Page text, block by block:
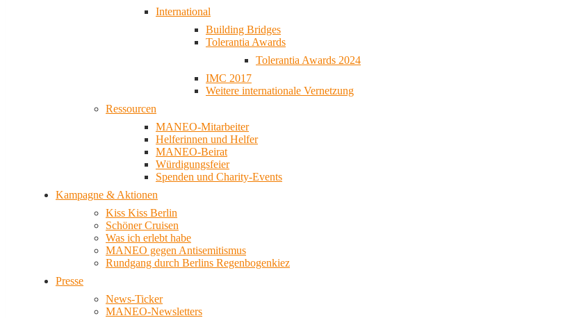
International
Building Bridges
Tolerantia Awards
Tolerantia Awards 2024
IMC 2017
Weitere internationale Vernetzung
Ressourcen
MANEO-Mitarbeiter
Helferinnen und Helfer
MANEO-Beirat
Würdigungsfeier
Spenden und Charity-Events
Kampagne & Aktionen
Kiss Kiss Berlin
Schöner Cruisen
Was ich erlebt habe
MANEO gegen Antisemitismus
Rundgang durch Berlins Regenbogenkiez
Presse
News-Ticker
MANEO-Newsletters